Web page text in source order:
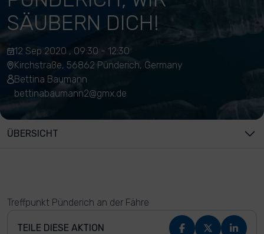
SÄUBERN DICH!
12 Sep 2020 , 09:30 - 12:30
Kirchstraße, 56862 Pünderich, Germany
Bettina Baumann
bettinabaumann2@gmx.de
ÜBERSICHT
Treffpunkt Pünderich an der Fähre
TEILE DIESE AKTION